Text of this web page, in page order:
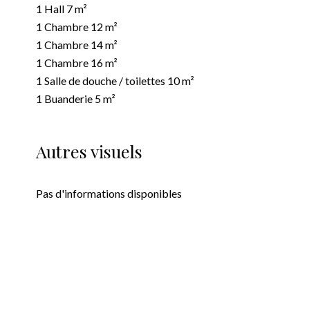
1 Hall 7 m²
1 Chambre 12 m²
1 Chambre 14 m²
1 Chambre 16 m²
1 Salle de douche / toilettes 10 m²
1 Buanderie 5 m²
Autres visuels
Pas d'informations disponibles